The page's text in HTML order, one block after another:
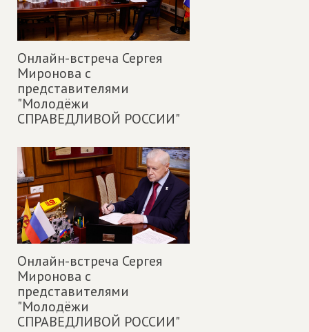
Онлайн-встреча Сергея
Миронова с
представителями
"Молодёжи
СПРАВЕДЛИВОЙ РОССИИ"
Онлайн-встреча Сергея
Миронова с
представителями
"Молодёжи
СПРАВЕДЛИВОЙ РОССИИ"